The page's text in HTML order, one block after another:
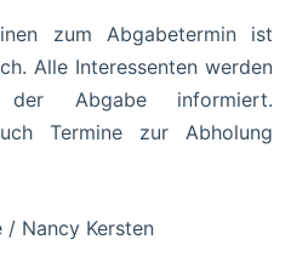
zum Abgabetermin ist
Alle Interessenten werden
Abgabe informiert.
Termine zur Abholung
Nancy Kersten